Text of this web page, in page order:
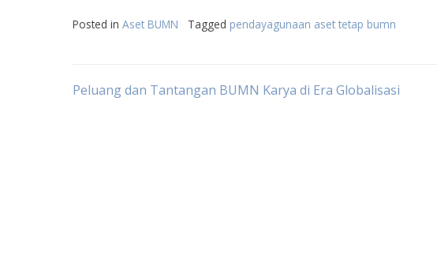
Posted in Aset BUMN Tagged pendayagunaan aset tetap bumn
Post
Peluang dan Tantangan BUMN Karya di Era Globalisasi